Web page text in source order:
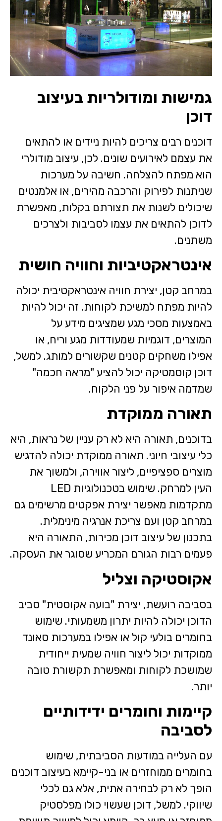
גמישות ומודולריות בעיצוב
דוכן
דוכנים רבים צריכים להיות ניידים או להתאים
את עצמם לאירועים שונים. לכן, עיצוב מודולרי
הוא מפתח להצלחה. חשיבה על מערכות
שניתנות לפירוק והרכבה מהירים, או אלמנטים
שיכולים לשנות את תצורתם בקלות, מאפשרת
לדוכן להתאים את עצמו לסביבות ולצרכים
משתנים.
אינטראקטיביות וחוויה חושית
במרחב קטן, יצירת חוויה אינטראקטיבית יכולה
להיות מפתח למשיכת לקוחות. זה יכול להיות
באמצעות מסכי מגע שמציגים מידע על
המוצרים, דוגמיות שמעודדות מגע וריח, או
אפילו משחקים קטנים שקשורים למותג. למשל,
דוכן קוסמטיקה יכול להציע "מראה חכמה"
שמדמה איפור על פני הלקוח.
תאורה ממוקדת
בדוכנים, תאורה היא לא רק עניין של נראות, היא
כלי עיצובי חיוני. תאורה ממוקדת יכולה להדגיש
מוצרים ספציפיים, ליצור אווירה, ולמשוך את
העין למרחק. שימוש בטכנולוגיות LED
מתקדמות מאפשר יצירת אפקטים מרשימים גם
במרחב קטן ועם צריכת אנרגיה מינימלית.
בתכנון של עיצוב דוכן מכירות, התאורה היא
פעמים רבות הגורם המכריע שסוגר את העסקה.
אקוסטיקה וצליל
בסביבה רועשת, יצירת "בועה אקוסטית" סביב
הדוכן יכולה להיות יתרון משמעותי. שימוש
בחומרים בולעי קול או אפילו במערכות סאונד
ממוקדות יכול ליצור חוויה שמעית ייחודית
שמושכת לקוחות ומאפשרת תקשורת טובה
יותר.
קיימות וחומרים ידידותיים
לסביבה
עם העלייה במודעות הסביבתית, שימוש
בחומרים ממוחזרים או בני-קיימא בעיצוב דוכנים
הופך לא רק לבחירה אתית, אלא גם לכלי
שיווקי. למשל, דוכן שעשוי כולו מפלסטיק